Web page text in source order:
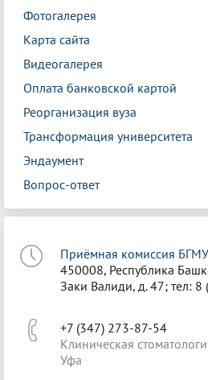
Фотогалерея
Карта сайта
Видеогалерея
Оплата банковской картой
Реорганизация вуза
Трансформация университета
Эндаумент
Вопрос-ответ
Приёмная комиссия БГМУ
450008, Республика
Заки Валиди, д. 47; тел:
+7 (347) 273-87-54
Клиническая
Уфа